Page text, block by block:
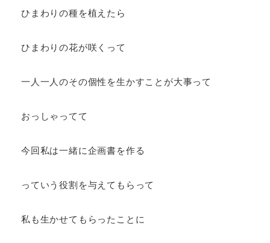
ひまわりの種を植えたら
ひまわりの花が咲くって
一人一人のその個性を生かすことが大事って
おっしゃってて
今回私は一緒に企画書を作る
っていう役割を与えてもらって
私も生かせてもらったことに